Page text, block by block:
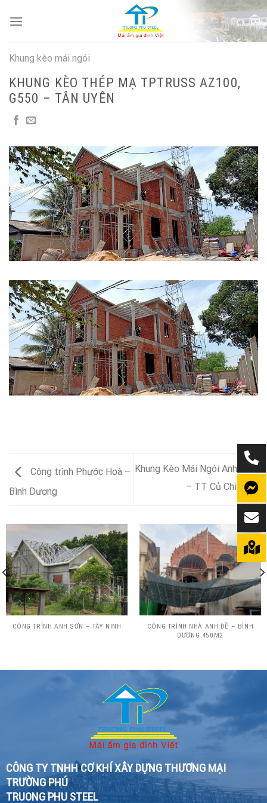
Khung kèo mái ngói
KHUNG KÈO THÉP MẠ TPTRUSS AZ100,
G550 – TÂN UYÊN
Công trình Phước Hoà –
Bình Dương
Khung Kèo Mái Ngói Anh Hiền
– TT Củ Chi
CÔNG TRÌNH ANH SƠN – TÂY NINH
CÔNG TRÌNH NHÀ ANH ĐỀ – BÌNH
DƯƠNG 450M2
CÔNG TY TNHH CƠ KHÍ XÂY DỰNG THƯƠNG MẠI
TRƯỜNG PHÚ
TRUONG PHU STEEL